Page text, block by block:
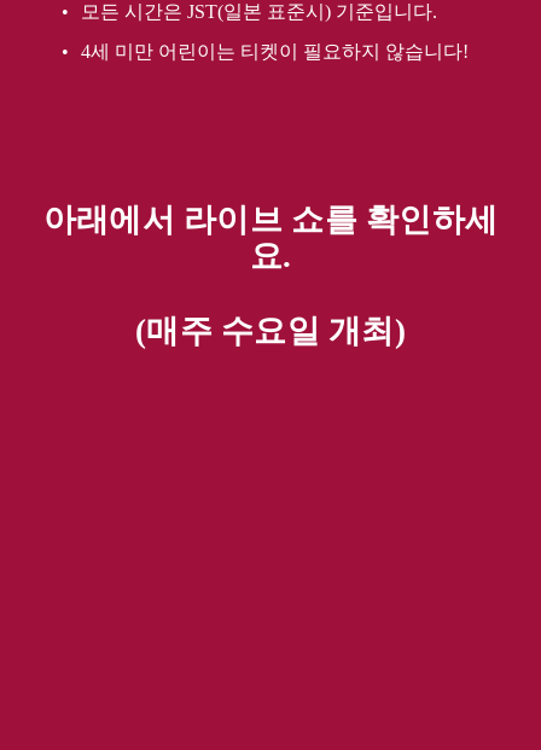
모든 시간은 JST(일본 표준시) 기준입니다.
4세 미만 어린이는 티켓이 필요하지 않습니다!
아래에서 라이브 쇼를 확인하세
요.
(매주 수요일 개최)